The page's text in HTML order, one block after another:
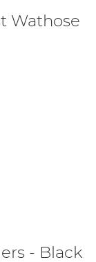
Wathose
- Black